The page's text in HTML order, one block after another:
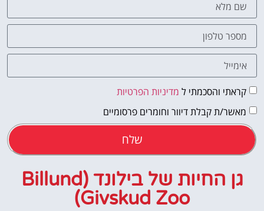
קראתי והסכמתי ל מדיניות הפרטיות
מאשר/ת קבלת דיוור וחומרים פרסומיים
שלח
גן החיות של בילונד (Billund
Givskud Zoo)